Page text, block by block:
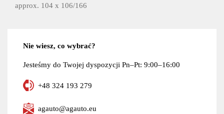
approx. 104 x 106/166
Nie wiesz, co wybrać?
Jesteśmy do Twojej dyspozycji Pn–Pt: 9:00–16:00
+48 324 193 279
agauto@agauto.eu